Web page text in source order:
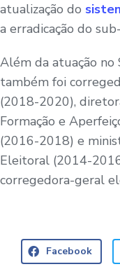
atualização do
a erradicação do
Além da atuação no
também foi
(2018-2020),
Formação e
(2016-2018) e
Eleitoral (2014-
corregedora-geral
Facebook